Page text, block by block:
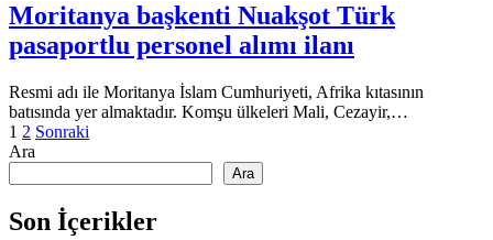
Moritanya başkenti Nuakşot Türk
pasaportlu personel alımı ilanı
Resmi adı ile Moritanya İslam Cumhuriyeti, Afrika kıtasının
batısında yer almaktadır. Komşu ülkeleri Mali, Cezayir,…
Yazı
sayfalaması
1 2 Sonraki
Ara
Ara
Son İçerikler